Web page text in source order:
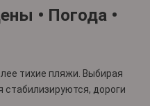
• Погода •
тихие пляжи. Выбирая
стабилизируются, дороги